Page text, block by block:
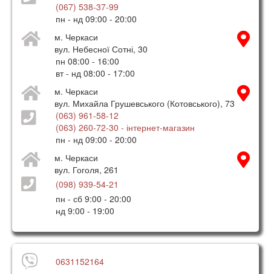
(067) 538-37-99
пн - нд 09:00 - 20:00
м. Черкаси
вул. Небесної Сотні, 30
пн 08:00 - 16:00
вт - нд 08:00 - 17:00
м. Черкаси
вул. Михайла Грушевського (Котовського), 73
(063) 961-58-12
(063) 260-72-30 - інтернет-магазин
пн - нд 09:00 - 20:00
м. Черкаси
вул. Гоголя, 261
(098) 939-54-21
пн - сб 9:00 - 20:00
нд 9:00 - 19:00
0631152164